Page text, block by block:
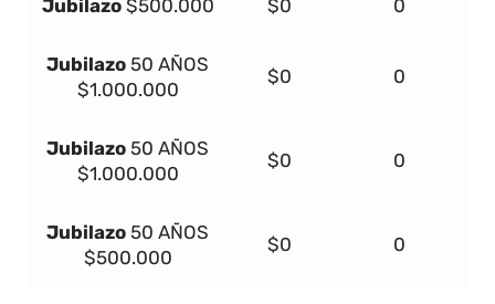
Jubilazo $500.000 $0 0
Jubilazo 50 AÑOS
$1.000.000
$0 0
Jubilazo 50 AÑOS
$1.000.000
$0 0
Jubilazo 50 AÑOS
$500.000
$0 0